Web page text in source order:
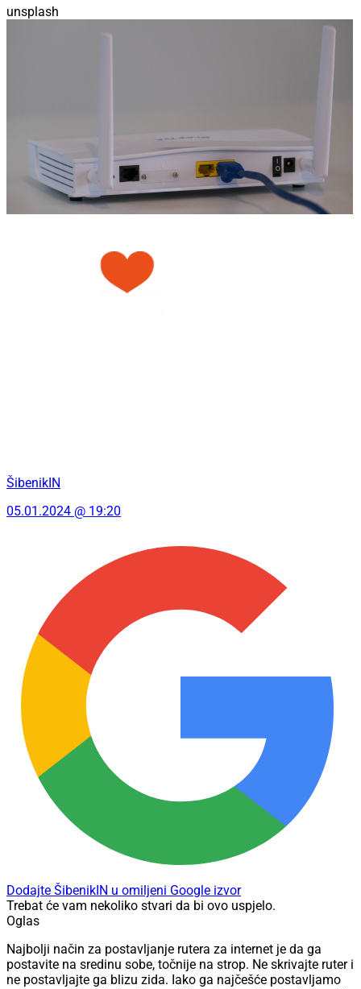
unsplash
ŠibenikIN
05.01.2024 @ 19:20
Dodajte ŠibenikIN u omiljeni Google izvor
Trebat će vam nekoliko stvari da bi ovo uspjelo.
Oglas
Najbolji način za postavljanje rutera za internet je da ga
postavite na sredinu sobe, točnije na strop. Ne skrivajte ruter i
ne postavljajte ga blizu zida. Iako ga najčešće postavljamo